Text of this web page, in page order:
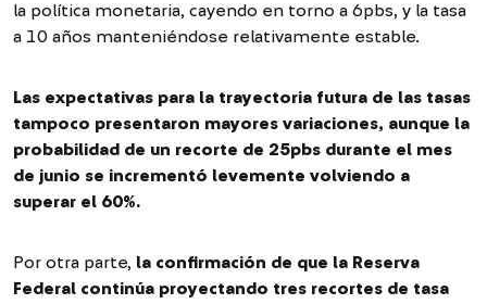
la política monetaria, cayendo en torno a 6pbs, y la tasa
a 10 años manteniéndose relativamente estable.
Las expectativas para la trayectoria futura de las tasas
tampoco presentaron mayores variaciones, aunque la
probabilidad de un recorte de 25pbs durante el mes
de junio se incrementó levemente volviendo a
superar el 60%.
Por otra parte, la confirmación de que la Reserva
Federal continúa proyectando tres recortes de tasa